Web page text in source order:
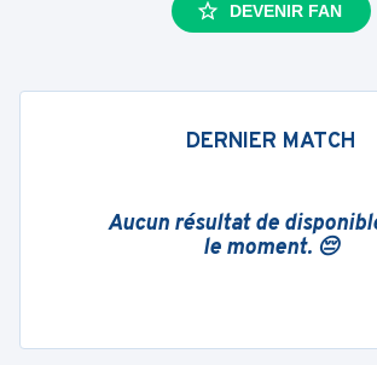
DEVENIR FAN
DERNIER MATCH
Aucun résultat de
le moment. 😔